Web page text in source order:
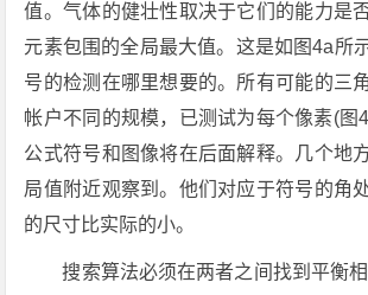
值。气体的健壮性取决于它们的能力是
元素包围的全局最大值。这是如图4a所
号的检测在哪里想要的。所有可能的三
帐户不同的规模，已测试为每个像素(图
公式符号和图像将在后面解释。几个地
局值附近观察到。他们对应于符号的角
的尺寸比实际的小。
搜索算法必须在两者之间找到平衡